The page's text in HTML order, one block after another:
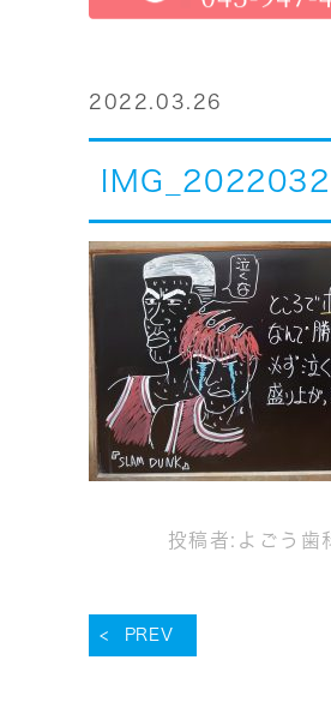
2022.03.26
投稿者: よごう歯
PREV